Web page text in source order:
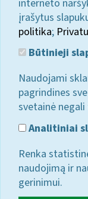
interneto
įrašytus
politika;
Būtinieji
Naudojami
pagrindines
svetainė
Analitiniai
Renka
naudojimą ir
gerinimui.